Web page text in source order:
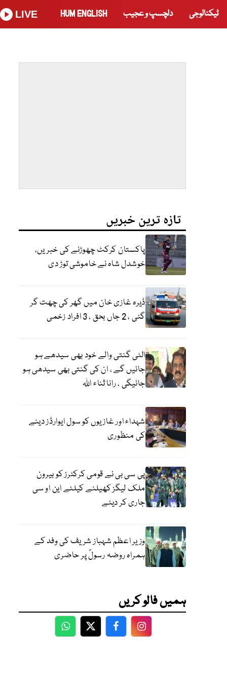
ٹیکنالوجی دلچسپ و عجیب HUM ENGLISH
LIVE
تازہ ترین خبریں
پاکستان کرکٹ چھوڑنے کی خبریں،
خوشدل شاہ نے خاموشی توڑ دی
ڈیرہ غازی خان میں گھر کی چھت گر
گئی ، 2 جاں بحق ، 3 افراد زخمی
الٹی گنتی والے خود بھی سیدھے ہو
جائیں گے ، ان کی گنتی بھی سیدھی ہو
جائیگی ، رانا ثناء اللہ
شہداء اور غازیوں کو سول ایوارڈز دینے
کی منظوری
پی سی بی نے قومی کرکٹرز کو بیرون
ملک لیگز کھیلنے کیلئے این او سی
جاری کر دیئے
وزیر اعظم شہباز شریف کی وفد کے
ہمراہ روضہ رسولؐ پر حاضری
ہمیں فالو کریں
WhatsApp
TwitterFacebookFacebook